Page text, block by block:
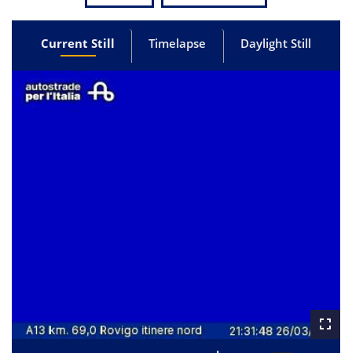
Current Still Timelapse Daylight Still